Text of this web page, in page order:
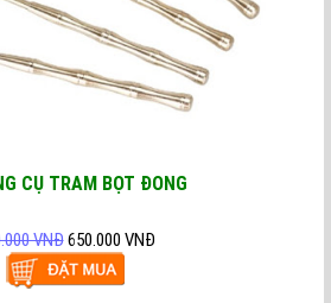
CỤ TRẦM BỘT ĐỒNG
VNĐ650.000 VNĐ